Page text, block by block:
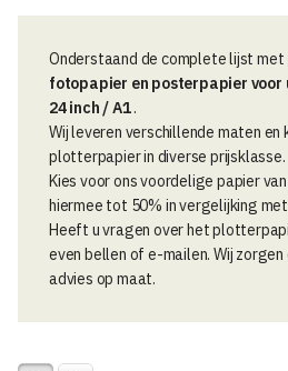
Onderstaand de complete lijst met
fotopapier en posterpapier voor
24 inch / A1.
Wij leveren verschillende maten
plotterpapier in diverse prijsklasse.
Kies voor ons voordelige papier
hiermee tot 50% in vergelijking
Heeft u vragen over het
even bellen of e-mailen. Wij zorgen
advies op maat.